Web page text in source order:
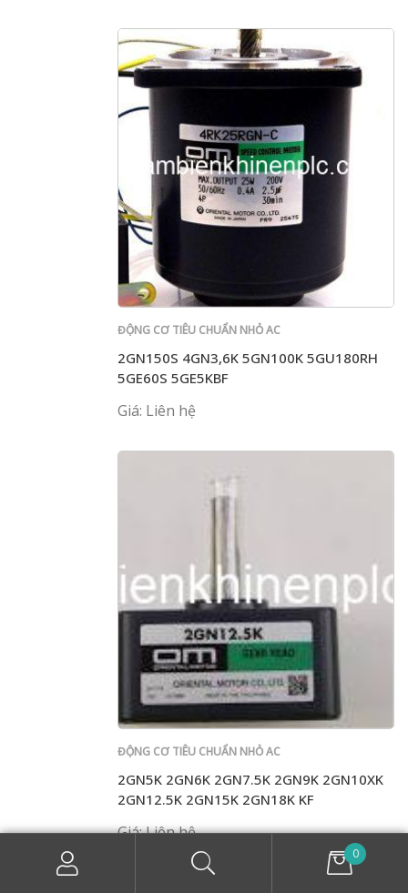
ĐỘNG CƠ TIÊU CHUẨN NHỎ AC
2GN150S 4GN3,6K 5GN100K 5GU180RH
5GE60S 5GE5KBF
Giá: Liên hệ
ĐỘNG CƠ TIÊU CHUẨN NHỎ AC
2GN5K 2GN6K 2GN7.5K 2GN9K 2GN10XK
2GN12.5K 2GN15K 2GN18K KF
Giá: Liên hệ
0